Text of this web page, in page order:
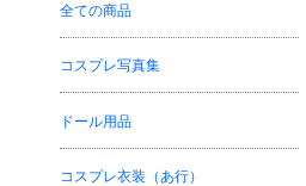
全ての商品
コスプレ写真集
ドール用品
コスプレ衣装（あ行）